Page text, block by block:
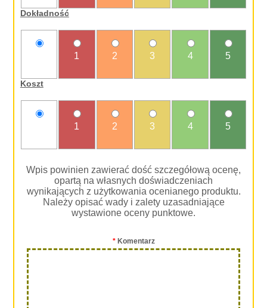
Dokładność
1 2 3 4 5
Koszt
1 2 3 4 5
Wpis powinien zawierać dość szczegółową ocenę,
opartą na własnych doświadczeniach
wynikających z użytkowania ocenianego produktu.
Należy opisać wady i zalety uzasadniające
wystawione oceny punktowe.
*Komentarz